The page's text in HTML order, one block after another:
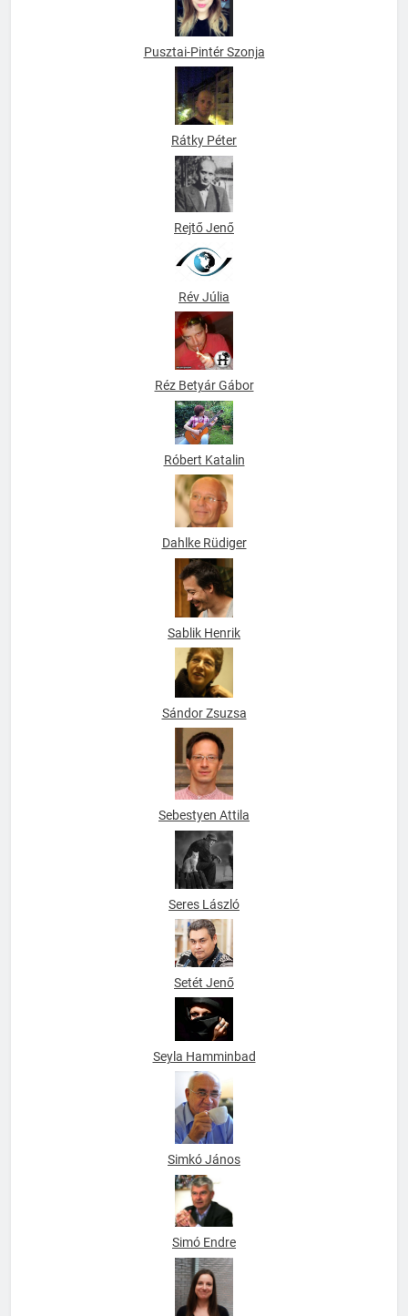
Pusztai-Pintér Szonja
Rátky Péter
Rév Júlia
Réz Betyár Gábor
Róbert Katalin
Dahlke Rüdiger
Sablik Henrik
Sándor Zsuzsa
Sebestyen Attila
Seres László
Setét Jenő
Seyla Hamminbad
Simkó János
Simó Endre